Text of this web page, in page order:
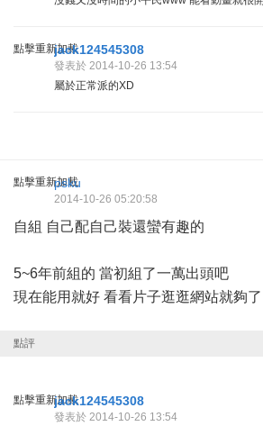
點擊重新加載jack124545308
發表於 2014-10-26 13:54
屬於正常派的XD
點擊重新加載
psku
2014-10-26 05:20:58
自組 自己配自己裝還蠻有趣的
5~6年前組的 當初組了一萬出頭吧
現在能用就好 看看片子逛逛網站就夠了
點評
點擊重新加載jack124545308
發表於 2014-10-26 13:54